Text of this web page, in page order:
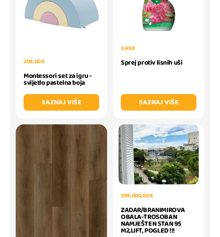
209,00 €
Montessori set za igru -
svijetlo pastelna boja
SAZNAJ VIŠE
3,45 €
Sprej protiv lisnih uši
SAZNAJ VIŠE
599.000,00 €
ZADAR/BRANIMIROVA
OBALA-TROSOBAN
NAMJEŠTEN STAN 95
M2,LIFT, POGLED !!!